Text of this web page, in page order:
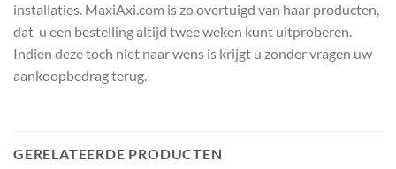
installaties. MaxiAxi.com is zo overtuigd van haar producten,
dat u een bestelling altijd twee weken kunt uitproberen.
Indien deze toch niet naar wens is krijgt u zonder vragen uw
aankoopbedrag terug.
GERELATEERDE PRODUCTEN